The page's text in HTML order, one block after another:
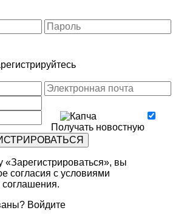
Получать новостную
«Зарегистрироваться», вы
согласия с условиями
соглашения.
Войдите